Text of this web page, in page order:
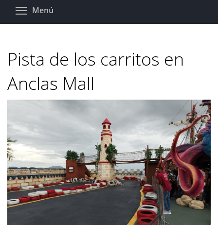
Pasar
Menú
Pista de los carritos en
Anclas Mall